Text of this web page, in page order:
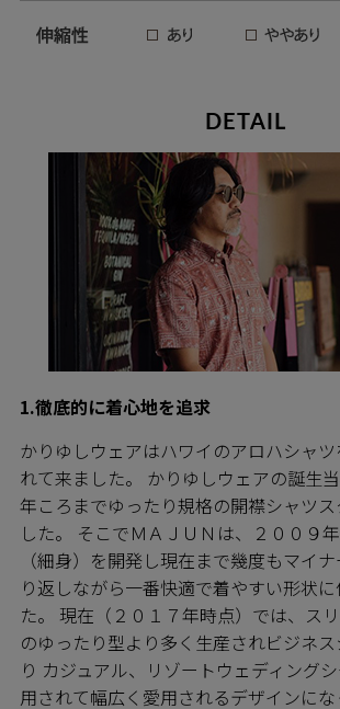
DETAIL
1.徹底的に着心地を追求
かりゆしウェアはハワイのアロハシャ
れて来ました。 かりゆしウェアの誕生
年ころまでゆったり規格の開襟シャツ
した。 そこでＭＡＪＵＮは、２００９
（細身）を開発し現在まで幾度もマイ
り返しながら一番快適で着やすい形状
た。 現在（２０１７年時点）では、ス
のゆったり型より多く生産されビジネ
り カジュアル、リゾートウェディング
用されて幅広く愛用されるデザインにな